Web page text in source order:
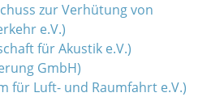
zur Verhütung von
e.V.)
für Akustik e.V.)
GmbH)
für Luft- und Raumfahrt e.V.)